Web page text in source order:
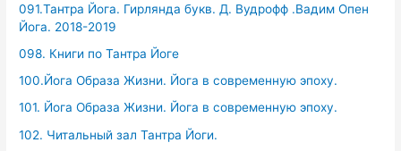
091.Тантра Йога. Гирлянда букв. Д. Вудрофф .Вадим Опен
Йога. 2018-2019
098. Книги по Тантра Йоге
100.Йога Образа Жизни. Йога в современную эпоху.
101. Йога Образа Жизни. Йога в современную эпоху.
102. Читальный зал Тантра Йоги.